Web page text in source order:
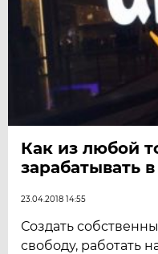
Как из любой
зарабатывать
23.04.2018 14:55
Создать
свободу, работать